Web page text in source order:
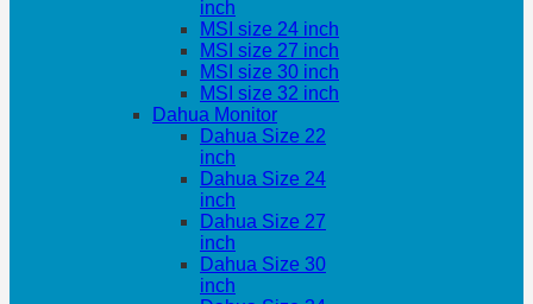
inch
MSI size 24 inch
MSI size 27 inch
MSI size 30 inch
MSI size 32 inch
Dahua Monitor
Dahua Size 22
inch
Dahua Size 24
inch
Dahua Size 27
inch
Dahua Size 30
inch